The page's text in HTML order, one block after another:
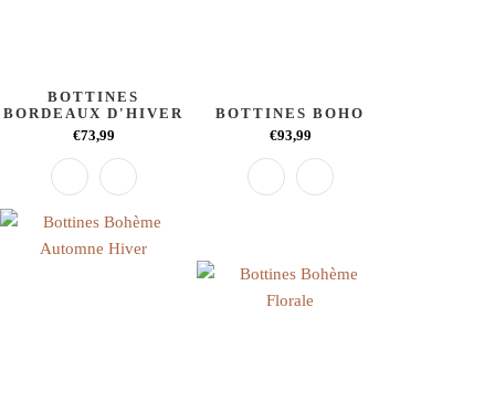
BOTTINES
BORDEAUX D'HIVER
€73,99
BOTTINES BOHO
€93,99